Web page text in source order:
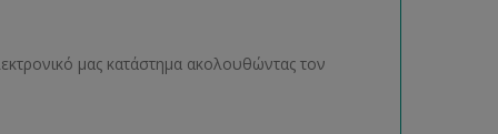
μας κατάστημα ακολουθώντας τον